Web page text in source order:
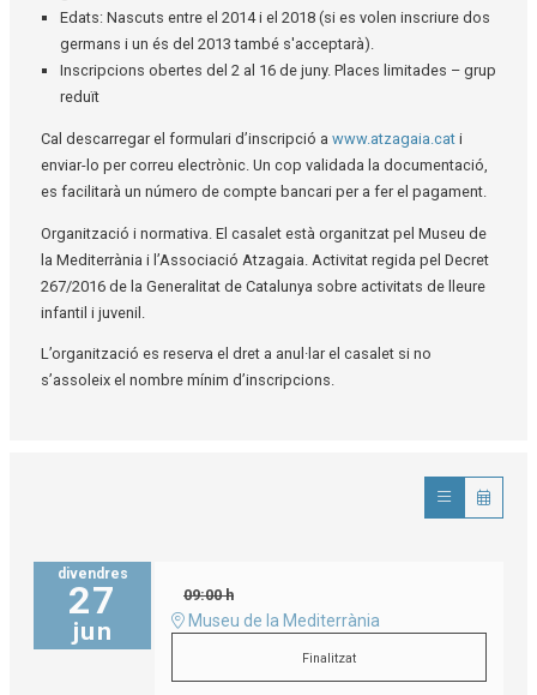
Edats: Nascuts entre el 2014 i el 2018 (si es volen inscriure dos
germans i un és del 2013 també s'acceptarà).
Inscripcions obertes del 2 al 16 de juny. Places limitades – grup
reduït
Cal descarregar el formulari d’inscripció a www.atzagaia.cati
enviar-lo per correu electrònic. Un cop validada la documentació,
es facilitarà un número de compte bancari per a fer el pagament.
Organització i normativa. El casalet està organitzat pel Museu de
la Mediterrània i l’Associació Atzagaia. Activitat regida pel Decret
267/2016 de la Generalitat de Catalunya sobre activitats de lleure
infantil i juvenil.
L’organització es reserva el dret a anul·lar el casalet si no
s’assoleix el nombre mínim d’inscripcions.
divendres
27
jun
09:00 h
Museu de la Mediterrània
Finalitzat